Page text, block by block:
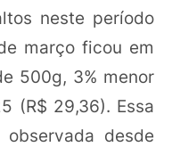
neste período
março ficou em
500g, 3% menor
(R$ 29,36). Essa
desde